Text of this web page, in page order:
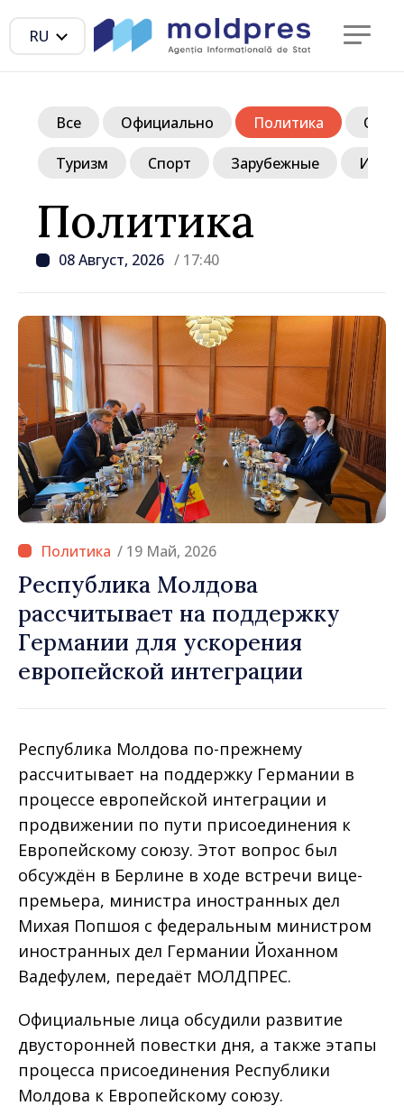
RU
Политика
08 Август, 2026 / 17:40
Все Официально Политика
Туризм Спорт Зарубежные
/ 19 Май, 2026
Республика Молдова
рассчитывает на поддержку
Германии для ускорения
европейской интеграции
Республика Молдова по-прежнему
рассчитывает на поддержку Германии в
процессе европейской интеграции и
продвижении по пути присоединения к
Европейскому союзу. Этот вопрос был
обсуждён в Берлине в ходе встречи вице-
премьера, министра иностранных дел
Михая Попшоя с федеральным министром
иностранных дел Германии Йоханном
Вадефулем, передаёт МОЛДПРЕС.
Официальные лица обсудили развитие
двусторонней повестки дня, а также этапы
процесса присоединения Республики
Молдова к Европейскому союзу.